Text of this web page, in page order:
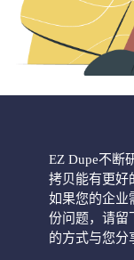
EZ Dupe不断
拷贝能有更好
如果您的企业
份问题，请留
的方式与您分